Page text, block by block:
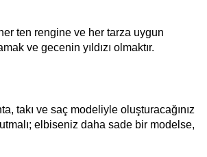
ten rengine ve her tarza uygun
ve gecenin yıldızı olmaktır.
takı ve saç modeliyle oluşturacağınız
elbiseniz daha sade bir modelse,